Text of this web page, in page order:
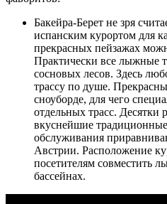
Бакейра-Берет не зря
испанским курортом для
прекрасных пейзажах
Практически все лыжные
сосновых лесов. Здесь
трассу по душе.
сноуборде, для чего
отдельных трасс. Десятки
вкуснейшие
обслуживания
Австрии. Расположение
посетителям совместить
бассейнах.